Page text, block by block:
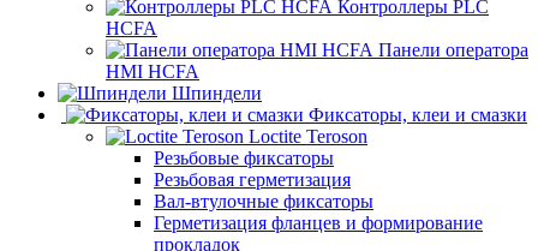
Контроллеры PLC
HCFA
Панели оператора
HMI HCFA
Шпиндели
Фиксаторы, клеи и смазки
Loctite Teroson
Резьбовые фиксаторы
Резьбовая герметизация
Вал-втулочные фиксаторы
Герметизация фланцев и формирование
прокладок